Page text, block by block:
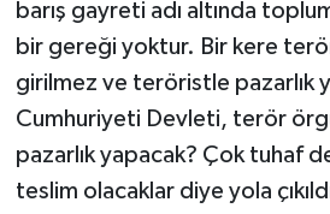
barış gayreti adı altında
bir gereği yoktur. Bir kere
girilmez ve teröristle pazarlık
Cumhuriyeti Devleti, terör
pazarlık yapacak? Çok tuhaf
teslim olacaklar diye yola